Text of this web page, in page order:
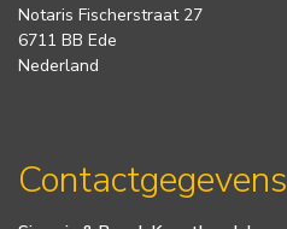
Notaris Fischerstraat 27
6711 BB Ede
Nederland
Contactgegevens